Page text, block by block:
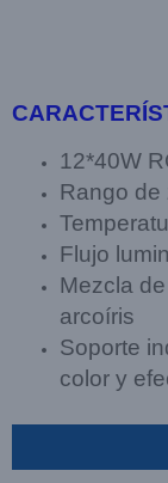
12*40W
Rango de
Flujo
Mezcla
arcoíris
Soporte
color y